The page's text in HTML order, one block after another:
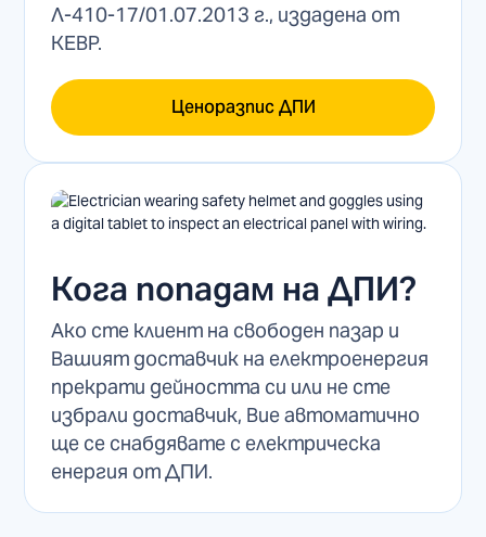
Л-410-17/01.07.2013 г., издадена от
КЕВР.
Ценоразпис ДПИ
Кога попадам на ДПИ?
Ако сте клиент на свободен пазар и
Вашият доставчик на електроенергия
прекрати дейността си или не сте
избрали доставчик, Вие автоматично
ще се снабдявате с електрическа
енергия от ДПИ.